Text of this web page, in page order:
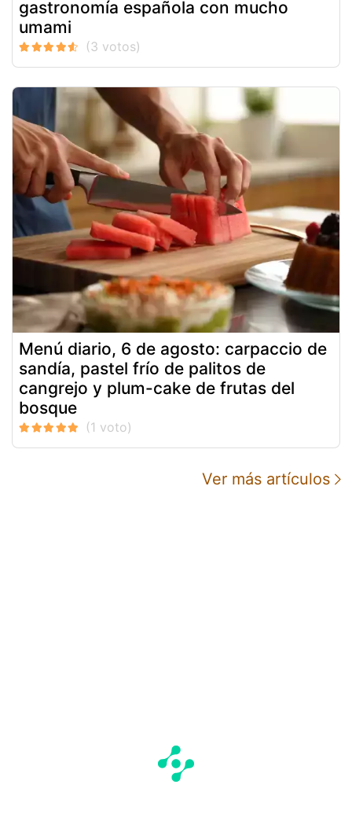
gastronomía española con mucho
umami
Menú diario, 6 de agosto: carpaccio de
sandía, pastel frío de palitos de
cangrejo y plum-cake de frutas del
bosque
Ver más artículos